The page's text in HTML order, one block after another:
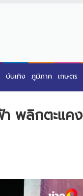
บันเทิง ภูมิภาค เกษตร
พลิกตะแคง